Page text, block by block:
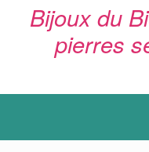
Bijoux du
pierres